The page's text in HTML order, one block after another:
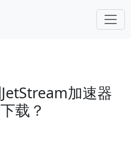
加速器
载？